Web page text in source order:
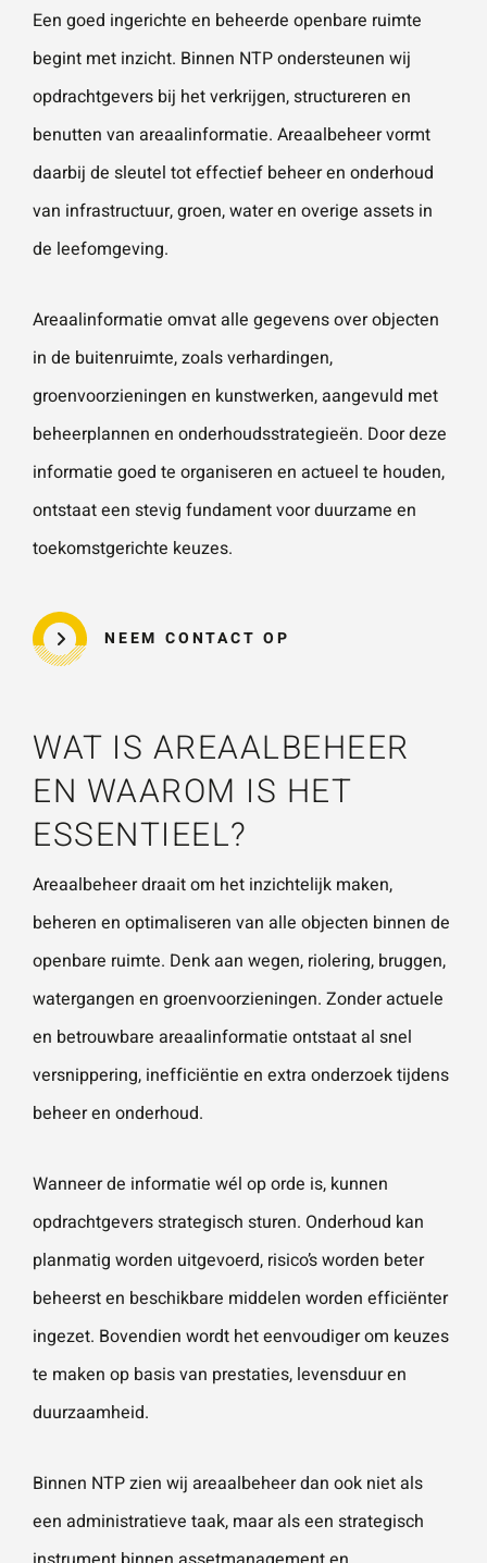
Naam *
E-mailadres *
VERSTUUR JE AANVRAAG
contactform
ulier voor je
vragen en
opmerkingen
. Doorgaans
contact kun
je altijd bellen
met één van
onze
Telefoonnummer
Vraag of opmerking
Wat is 5 + 5? *
VERSTU
UR JE
AG
Een goed ingerichte en beheerde openbare ruimte
begint met inzicht. Binnen NTP ondersteunen wij
opdrachtgevers bij het verkrijgen, structureren en
benutten van areaalinformatie. Areaalbeheer vormt
daarbij de sleutel tot effectief beheer en onderhoud
van infrastructuur, groen, water en overige assets in
de leefomgeving.
Areaalinformatie omvat alle gegevens over objecten
in de buitenruimte, zoals verhardingen,
groenvoorzieningen en kunstwerken, aangevuld met
beheerplannen en onderhoudsstrategieën. Door deze
informatie goed te organiseren en actueel te houden,
ontstaat een stevig fundament voor duurzame en
toekomstgerichte keuzes.
NEEM CONTACT OP
WAT IS AREAALBEHEER
EN WAAROM IS HET
ESSENTIEEL?
Areaalbeheer draait om het inzichtelijk maken,
beheren en optimaliseren van alle objecten binnen de
openbare ruimte. Denk aan wegen, riolering, bruggen,
watergangen en groenvoorzieningen. Zonder actuele
en betrouwbare areaalinformatie ontstaat al snel
versnippering, inefficiëntie en extra onderzoek tijdens
beheer en onderhoud.
Wanneer de informatie wél op orde is, kunnen
opdrachtgevers strategisch sturen. Onderhoud kan
planmatig worden uitgevoerd, risico’s worden beter
beheerst en beschikbare middelen worden efficiënter
ingezet. Bovendien wordt het eenvoudiger om keuzes
te maken op basis van prestaties, levensduur en
duurzaamheid.
Binnen NTP zien wij areaalbeheer dan ook niet als
een administratieve taak, maar als een strategisch